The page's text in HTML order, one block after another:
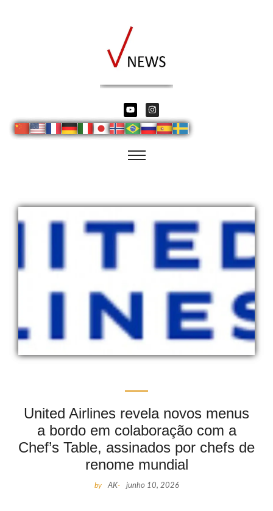
United Airlines revela novos menus
a bordo em colaboração com a
Chef’s Table, assinados por chefs de
renome mundial
by AK- junho 10, 2026